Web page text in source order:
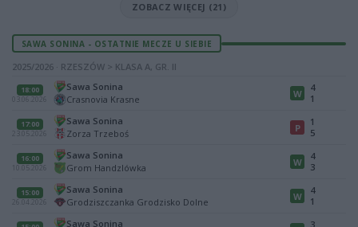
ZOBACZ WIĘCEJ (21)
SAWA SONINA - OSTATNIE MECZE U SIEBIE
2025/2026 · RZESZÓW > KLASA A, GR. II
18:00
03.06.2026
Sawa Sonina
Crasnovia Krasne
W
4
1
17:00
23.05.2026
Sawa Sonina
Zorza Trzeboś
P
1
5
16:00
10.05.2026
Sawa Sonina
Grom Handzlówka
W
4
3
15:00
26.04.2026
Sawa Sonina
Grodziszczanka Grodzisko Dolne
W
4
1
Sawa Sonina
3